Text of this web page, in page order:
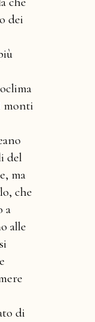
dei
monti
del
ma
che
a
alle
di